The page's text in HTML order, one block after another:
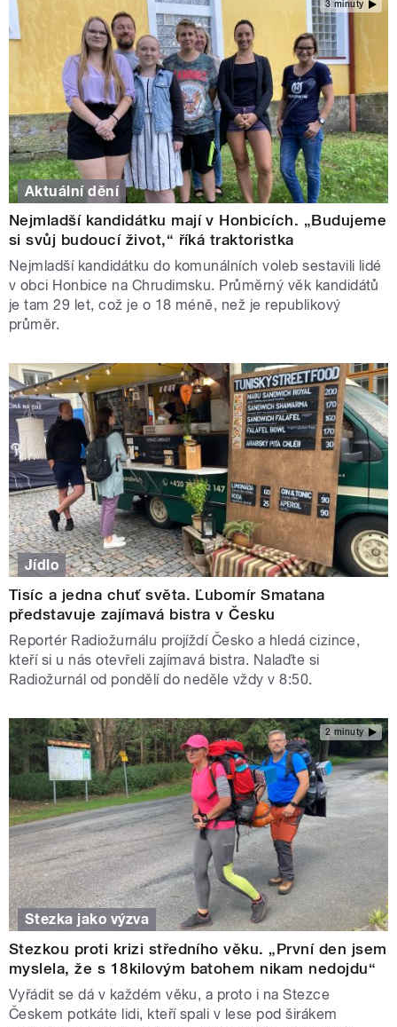
3 minuty
Aktuální dění
Nejmladší kandidátku mají v Honbicích. „Budujeme
si svůj budoucí život,“ říká traktoristka
Nejmladší kandidátku do komunálních voleb sestavili lidé
v obci Honbice na Chrudimsku. Průměrný věk kandidátů
je tam 29 let, což je o 18 méně, než je republikový
průměr.
Jídlo
Tisíc a jedna chuť světa. Ľubomír Smatana
představuje zajímavá bistra v Česku
Reportér Radiožurnálu projíždí Česko a hledá cizince,
kteří si u nás otevřeli zajímavá bistra. Nalaďte si
Radiožurnál od pondělí do neděle vždy v 8:50.
2 minuty
Stezka jako výzva
Stezkou proti krizi středního věku. „První den jsem
myslela, že s 18kilovým batohem nikam nedojdu“
Vyřádit se dá v každém věku, a proto i na Stezce
Českem potkáte lidi, kteří spali v lese pod širákem